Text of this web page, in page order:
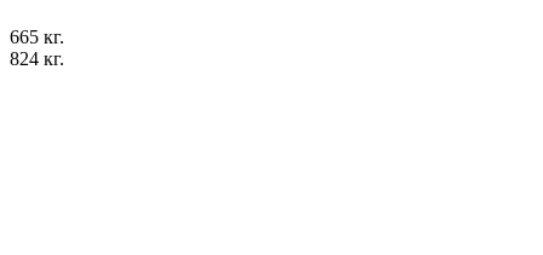
665 кг.
824 кг.